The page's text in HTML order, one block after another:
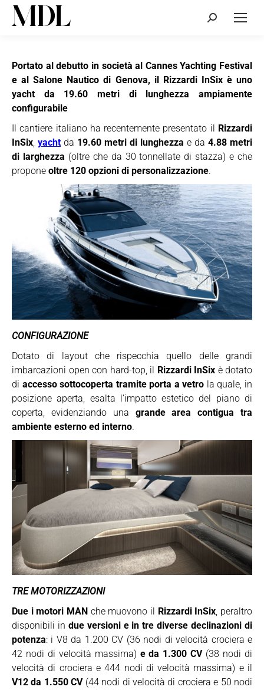
Cerca:
Portato al debutto in società al Cannes Yachting Festival
e al Salone Nautico di Genova, il Rizzardi InSix è uno
yacht da 19.60 metri di lunghezza ampiamente
configurabile
Il cantiere italiano ha recentemente presentato il Rizzardi
InSix, yachtda 19.60 metri di lunghezza e da 4.88 metri
di larghezza (oltre che da 30 tonnellate di stazza) e che
propone oltre 120 opzioni di personalizzazione.
CONFIGURAZIONE
Dotato di layout che rispecchia quello delle grandi
imbarcazioni open con hard-top, il Rizzardi InSix è dotato
di accesso sottocoperta tramite porta a vetro la quale, in
posizione aperta, esalta l’impatto estetico del piano di
coperta, evidenziando una grande area contigua tra
ambiente esterno ed interno.
TRE MOTORIZZAZIONI
Due i motori MAN che muovono il Rizzardi InSix, peraltro
disponibili in due versioni e in tre diverse declinazioni di
potenza: i V8 da 1.200 CV (36 nodi di velocità crociera e
42 nodi di velocità massima) e da 1.300 CV(38 nodi di
velocità di crociera e 444 nodi di velocità massima) e il
V12 da 1.550 CV(44 nodi di velocità di crociera e 50 nodi